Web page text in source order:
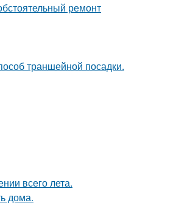
ремонт
траншейной посадки.
всего лета.
дома.